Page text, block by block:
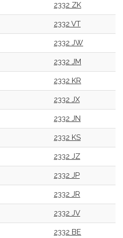
2332 ZK
2332 VT
2332 JW
2332 JM
2332 KR
2332 JX
2332 JN
2332 KS
2332 JZ
2332 JP
2332 JR
2332 JV
2332 BE